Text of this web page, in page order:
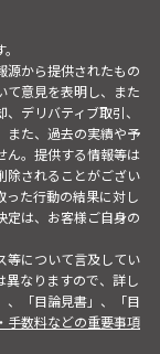
源から提供されたもの
て意見を表明し、また
デリバティブ取引、
また、過去の実績や予
ん。提供する情報等は
除されることがござい
った行動の結果に対し
定は、お客様ご自身の
等について言及してい
異なりますので、詳し
、「目論見書」、「目
手数料などの重要事項